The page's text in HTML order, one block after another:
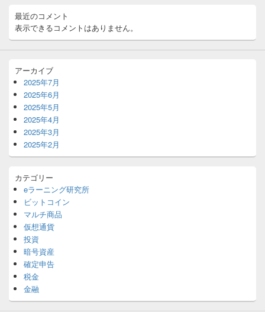
最近のコメント
表示できるコメントはありません。
アーカイブ
2025年7月
2025年6月
2025年5月
2025年4月
2025年3月
2025年2月
カテゴリー
eラーニング研究所
ビットコイン
マルチ商品
仮想通貨
投資
暗号資産
確定申告
税金
金融